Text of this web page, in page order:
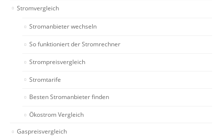
Stromvergleich
Stromanbieter wechseln
So funktioniert der Stromrechner
Strompreisvergleich
Stromtarife
Besten Stromanbieter finden
Ökostrom Vergleich
Gaspreisvergleich